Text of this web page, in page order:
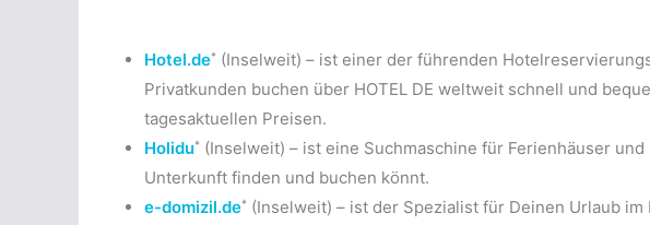
Hotel.de* (Inselweit) – ist einer der führenden
Privatkunden buchen über HOTEL DE weltweit schnell und
tagesaktuellen Preisen.
Holidu* (Inselweit) – ist eine Suchmaschine für Ferienhäuser
Unterkunft finden und buchen könnt.
e-domizil.de* (Inselweit) – ist der Spezialist für Deinen Urlaub